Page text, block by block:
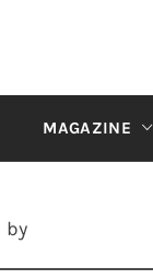
MAGAZINE
by